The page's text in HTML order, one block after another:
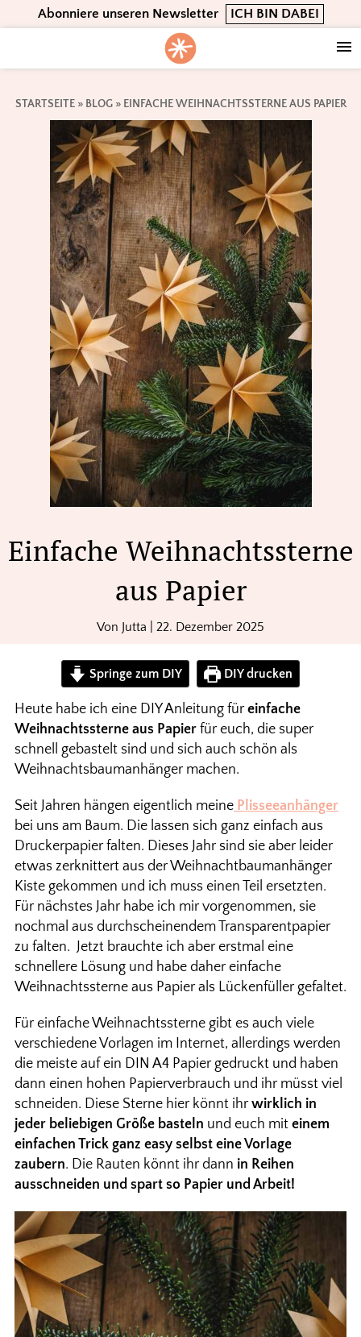
to
navigation
to
content
to
Abonniere unseren Newsletter ICH BIN DABEI
STARTSEITE» BLOG» EINFACHE WEIHNACHTSSTERNE AUS PAPIER
Einfache Weihnachtssterne
aus Papier
Von Jutta 22. Dezember 2025
Springe zum DIY DIY drucken
Heute habe ich eine DIY Anleitung füreinfache
Weihnachtssterne aus Papierfür euch, die super
schnell gebastelt sind und sich auch schön als
Weihnachtsbaumanhänger machen.
Seit Jahren hängen eigentlich meinePlisseeanhänger
bei uns am Baum. Die lassen sich ganz einfach aus
Druckerpapier falten. Dieses Jahr sind sie aber leider
etwas zerknittert aus der Weihnachtbaumanhänger
Kiste gekommen und ich muss einen Teil ersetzten.
Für nächstes Jahr habe ich mir vorgenommen, sie
nochmal aus durchscheinendem Transparentpapier
zu falten. Jetzt brauchte ich aber erstmal eine
schnellere Lösung und habe daher einfache
Weihnachtssterne aus Papier als Lückenfüller gefaltet.
Für einfache Weihnachtssterne gibt es auch viele
verschiedene Vorlagen im Internet, allerdings werden
die meiste auf ein DIN A4 Papier gedruckt und haben
dann einen hohen Papierverbrauch und ihr müsst viel
schneiden. Diese Sterne hier könnt ihrwirklich in
jeder beliebigen Größe basteln und euch miteinem
einfachen Trick ganz easy selbst eine Vorlage
zaubern. Die Rauten könnt ihr dann in Reihen
ausschneiden und spart so Papier und Arbeit!